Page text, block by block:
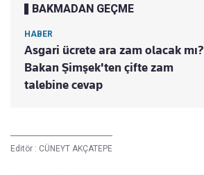
BAKMADAN GEÇME
HABER
Asgari ücrete ara zam olacak mı?
Bakan Şimşek'ten çifte zam
talebine cevap
Editör : CÜNEYT AKÇATEPE